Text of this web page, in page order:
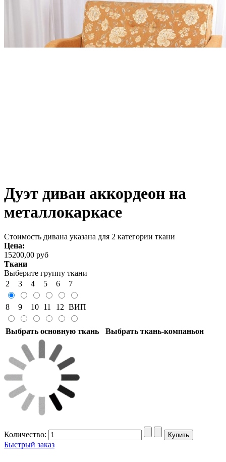
Дуэт диван аккордеон на
металлокаркасе
Стоимость дивана указана для 2 категории ткани
Цена:
15200,00 руб
Ткани
Выберите группу ткани
2
3 4 5 6 7
8 9 10 11 12 ВИП
Выбрать основную ткань Выбрать ткань-компаньон
Количество:
Быстрый заказ